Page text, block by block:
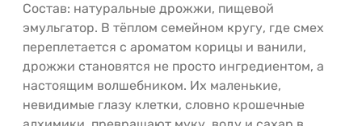
Состав: натуральные дрожжи, пищевой
эмульгатор. В тёплом семейном кругу, где смех
переплетается с ароматом корицы и ванили,
дрожжи становятся не просто ингредиентом, а
настоящим волшебником. Их маленькие,
невидимые глазу клетки, словно крошечные